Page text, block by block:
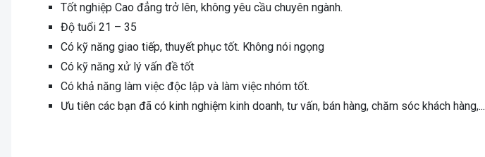
Tốt nghiệp Cao đẳng trở lên, không yêu cầu chuyên ngành.
Độ tuổi 21 – 35
Có kỹ năng giao tiếp, thuyết phục tốt. Không nói ngọng
Có kỹ năng xử lý vấn đề tốt
Có khả năng làm việc độc lập và làm việc nhóm tốt.
Ưu tiên các bạn đã có kinh nghiệm kinh doanh, tư vấn, bán hàng, chăm sóc khách hàng,...